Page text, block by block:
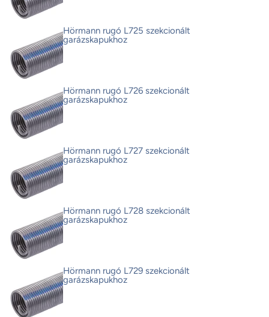
Hörmann rugó L725 szekcionált
garázskapukhoz
Hörmann rugó L726 szekcionált
garázskapukhoz
Hörmann rugó L727 szekcionált
garázskapukhoz
Hörmann rugó L728 szekcionált
garázskapukhoz
Hörmann rugó L729 szekcionált
garázskapukhoz